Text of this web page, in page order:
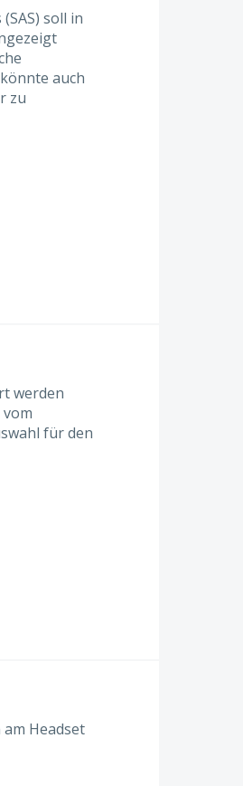
soll in
auch
zu
werden
für den
Headset